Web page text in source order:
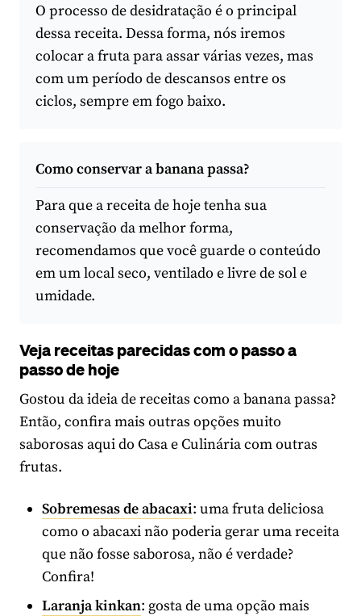
O processo de desidratação é o principal
dessa receita. Dessa forma, nós iremos
colocar a fruta para assar várias vezes, mas
com um período de descansos entre os
ciclos, sempre em fogo baixo.
Como conservar a banana passa?
Para que a receita de hoje tenha sua
conservação da melhor forma,
recomendamos que você guarde o conteúdo
em um local seco, ventilado e livre de sol e
umidade.
Veja receitas parecidas com o passo a
passo de hoje
Gostou da ideia de receitas como a banana passa?
Então, confira mais outras opções muito
saborosas aqui do Casa e Culinária com outras
frutas.
Sobremesas de abacaxi: uma fruta deliciosa
como o abacaxi não poderia gerar uma receita
que não fosse saborosa, não é verdade?
Confira!
Laranja kinkan: gosta de uma opção mais